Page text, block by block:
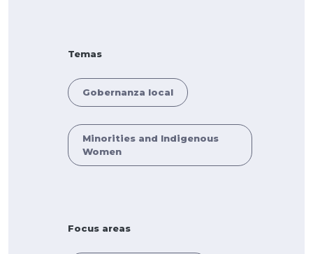
Temas
Gobernanza local
Minorities and Indigenous
Women
Focus areas